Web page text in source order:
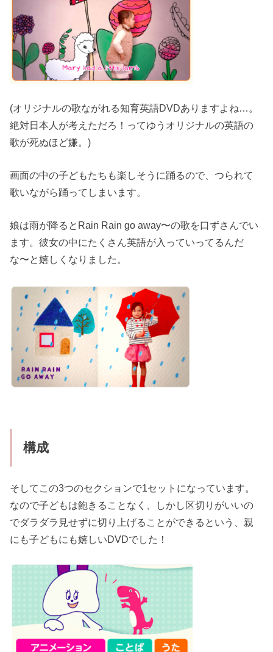
(オリジナルの歌ながれる知育英語DVDありますよね…。
絶対日本人が考えただろ！ってゆうオリジナルの英語の
歌が死ぬほど嫌。)
画面の中の子どもたちも楽しそうに踊るので、つられて
歌いながら踊ってしまいます。
娘は雨が降るとRain Rain go away〜の歌を口ずさんでい
ます。彼女の中にたくさん英語が入っていってるんだ
な〜と嬉しくなりました。
構成
そしてこの3つのセクションで1セットになっています。
なので子どもは飽きることなく、しかし区切りがいいの
でダラダラ見せずに切り上げることができるという、親
にも子どもにも嬉しいDVDでした！